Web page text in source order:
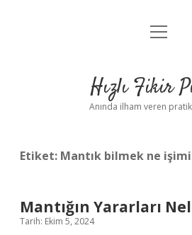
Anasayfa
Yasal Uyarı
menüyü
Hızlı Fikir
Anında ilham veren
Etiket: Mantık bilmek ne
Mantığın Yararları
Tarih: Ekim 5, 2024